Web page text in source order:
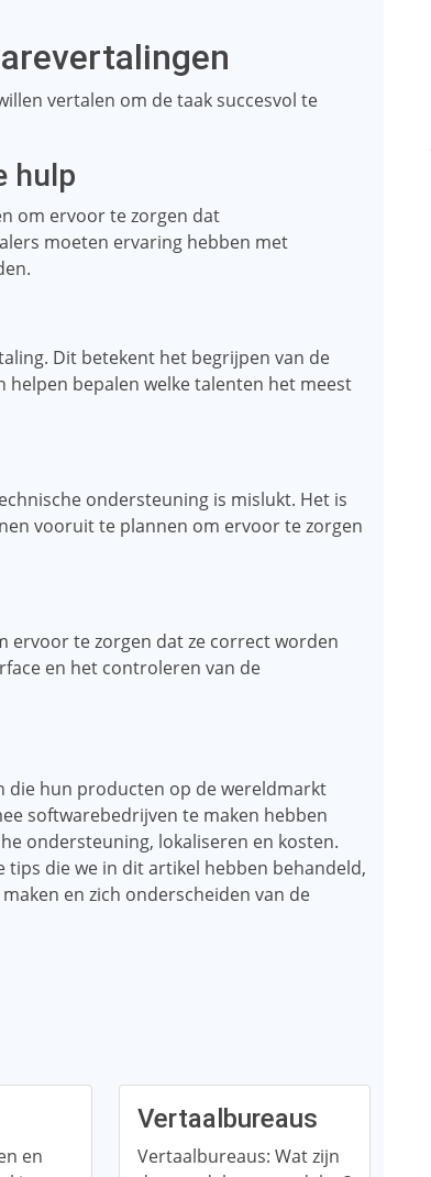
vertalen om de taak succesvol te
hulp
om ervoor te zorgen dat
moeten ervaring hebben met
Dit betekent het begrijpen van de
bepalen welke talenten het meest
ondersteuning is mislukt. Het is
vooruit te plannen om ervoor te zorgen
ervoor te zorgen dat ze correct worden
en het controleren van de
die hun producten op de wereldmarkt
softwarebedrijven te maken hebben
ondersteuning, lokaliseren en kosten.
die we in dit artikel hebben behandeld,
en zich onderscheiden van de
en
Vertaalbureaus
Vertaalbureaus: Wat zijn